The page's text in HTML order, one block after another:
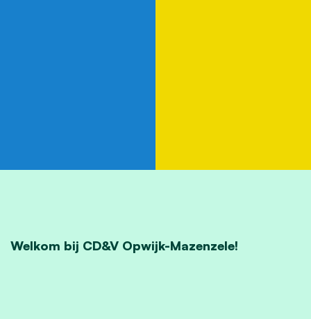
Welkom bij CD&V Opwijk-Mazenzele!